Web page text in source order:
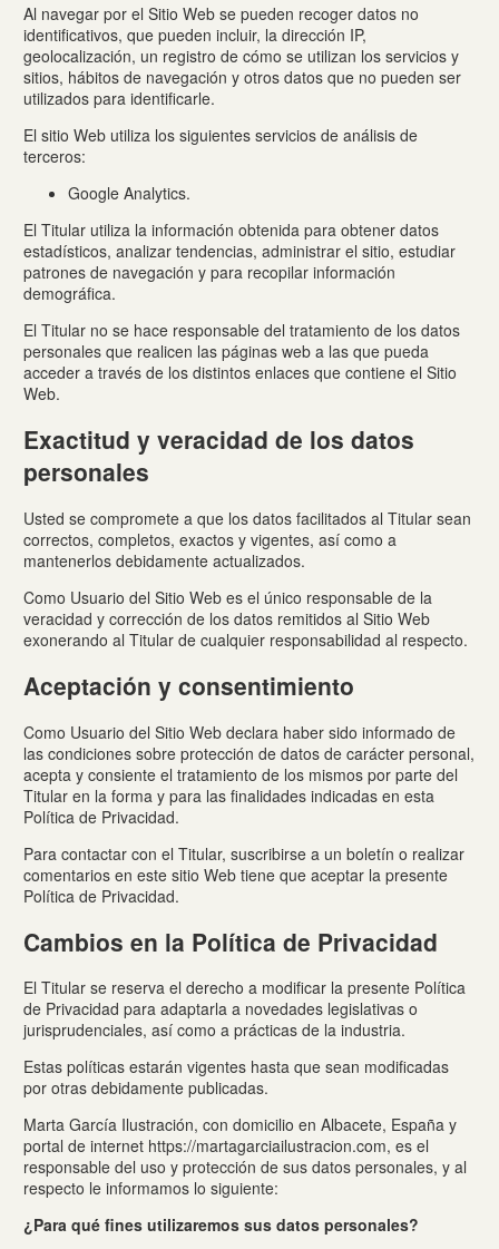
Al navegar por el Sitio Web se pueden recoger datos no
identificativos, que pueden incluir, la dirección IP,
geolocalización, un registro de cómo se utilizan los servicios y
sitios, hábitos de navegación y otros datos que no pueden ser
utilizados para identificarle.
El sitio Web utiliza los siguientes servicios de análisis de
terceros:
Google Analytics.
El Titular utiliza la información obtenida para obtener datos
estadísticos, analizar tendencias, administrar el sitio, estudiar
patrones de navegación y para recopilar información
demográfica.
El Titular no se hace responsable del tratamiento de los datos
personales que realicen las páginas web a las que pueda
acceder a través de los distintos enlaces que contiene el Sitio
Web.
Exactitud y veracidad de los datos
personales
Usted se compromete a que los datos facilitados al Titular sean
correctos, completos, exactos y vigentes, así como a
mantenerlos debidamente actualizados.
Como Usuario del Sitio Web es el único responsable de la
veracidad y corrección de los datos remitidos al Sitio Web
exonerando al Titular de cualquier responsabilidad al respecto.
Aceptación y consentimiento
Como Usuario del Sitio Web declara haber sido informado de
las condiciones sobre protección de datos de carácter personal,
acepta y consiente el tratamiento de los mismos por parte del
Titular en la forma y para las finalidades indicadas en esta
Política de Privacidad.
Para contactar con el Titular, suscribirse a un boletín o realizar
comentarios en este sitio Web tiene que aceptar la presente
Política de Privacidad.
Cambios en la Política de Privacidad
El Titular se reserva el derecho a modificar la presente Política
de Privacidad para adaptarla a novedades legislativas o
jurisprudenciales, así como a prácticas de la industria.
Estas políticas estarán vigentes hasta que sean modificadas
por otras debidamente publicadas.
Marta García Ilustración, con domicilio en Albacete, España y
portal de internet https://martagarciailustracion.com, es el
responsable del uso y protección de sus datos personales, y al
respecto le informamos lo siguiente:
¿Para qué fines utilizaremos sus datos personales?